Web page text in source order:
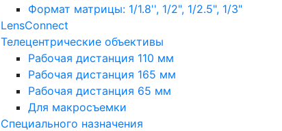
Формат матрицы: 1/1.8'', 1/2", 1/2.5", 1/3"
LensConnect
Телецентрические объективы
Рабочая дистанция 110 мм
Рабочая дистанция 165 мм
Рабочая дистанция 65 мм
Для макросъемки
Специального назначения